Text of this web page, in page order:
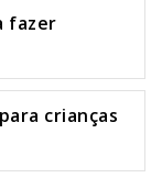
fazer
crianças